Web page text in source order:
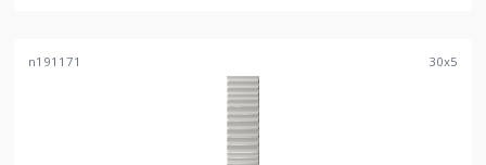
n191171 30x5